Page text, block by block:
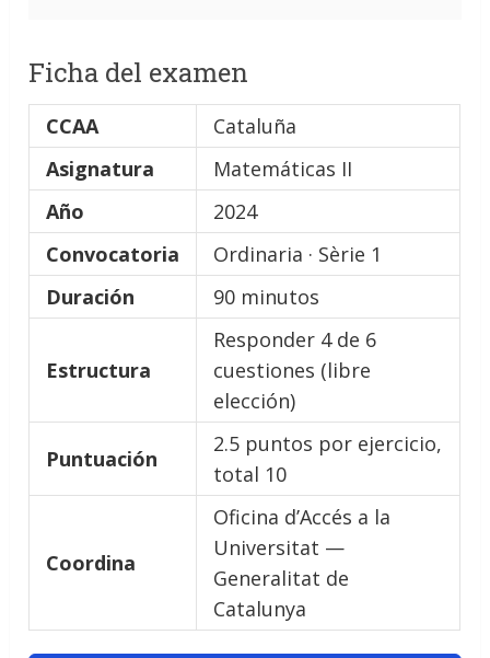
Ficha del examen
CCAA
Cataluña
Asignatura
Matemáticas II
Año
2024
Convocatoria
Ordinaria · Sèrie 1
Duración
90 minutos
Estructura
Responder 4 de 6
cuestiones (libre
elección)
Puntuación
2.5 puntos por ejercicio,
total 10
Coordina
Oficina d’Accés a la
Universitat —
Generalitat de
Catalunya